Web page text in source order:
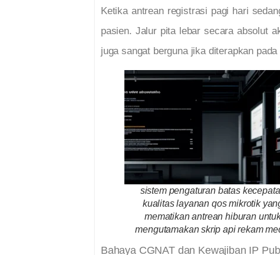
Ketika antrean registrasi pagi hari
pasien. Jalur pita lebar secara absolut
juga sangat berguna jika diterapkan pada
sistem pengaturan batas
kualitas layanan qos mikrotik
mematikan antrean hiburan
mengutamakan skrip api rekam
Bahaya CGNAT dan Kewajiban IP